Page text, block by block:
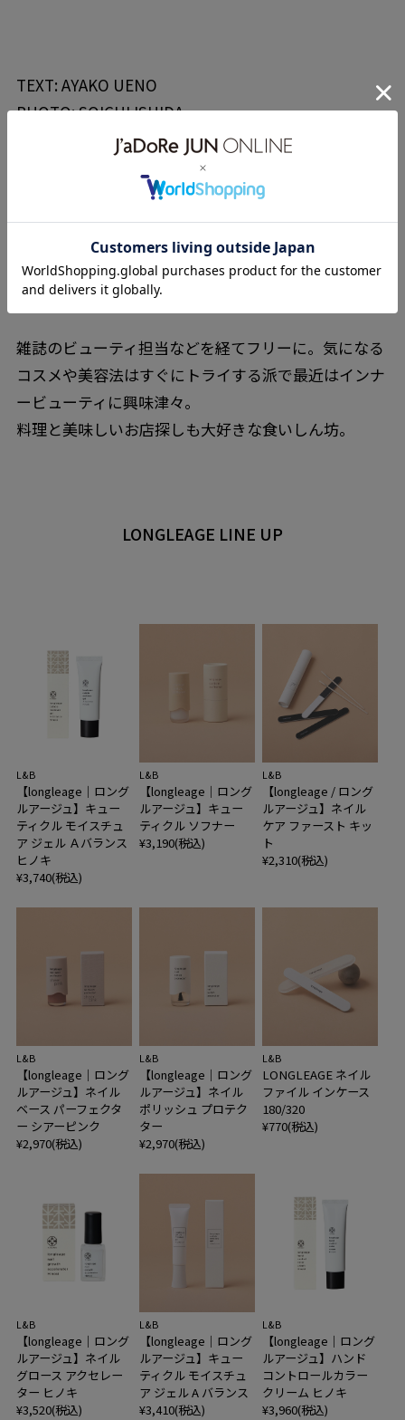
TEXT: AYAKO UENO
PHOTO: SOICHI ISHIDA
エディター AYAKO
雑誌のビューティ担当などを経てフリーに。気になる
コスメや美容法はすぐにトライする派で最近はインナ
ービューティに興味津々。
料理と美味しいお店探しも大好きな食いしん坊。
LONGLEAGE LINE UP
L&B
【longleage｜ロング
ルアージュ】キュー
ティクル モイスチュ
ア ジェル Ａバランス
ヒノキ
¥3,740(税込)
L&B
【longleage｜ロング
ルアージュ】キュー
ティクル ソフナー
¥3,190(税込)
L&B
【longleage / ロング
ルアージュ】ネイル
ケア ファースト キッ
ト
¥2,310(税込)
L&B
【longleage｜ロング
ルアージュ】ネイル
ベース パーフェクタ
ー シアーピンク
¥2,970(税込)
L&B
【longleage｜ロング
ルアージュ】ネイル
ポリッシュ プロテク
ター
¥2,970(税込)
L&B
LONGLEAGE ネイル
ファイル インケース
180/320
¥770(税込)
L&B
【longleage｜ロング
ルアージュ】ネイル
グロース アクセレー
ター ヒノキ
¥3,520(税込)
L&B
【longleage｜ロング
ルアージュ】キュー
ティクル モイスチュ
ア ジェル A バランス
¥3,410(税込)
L&B
【longleage｜ロング
ルアージュ】ハンド
コントロールカラー
クリーム ヒノキ
¥3,960(税込)